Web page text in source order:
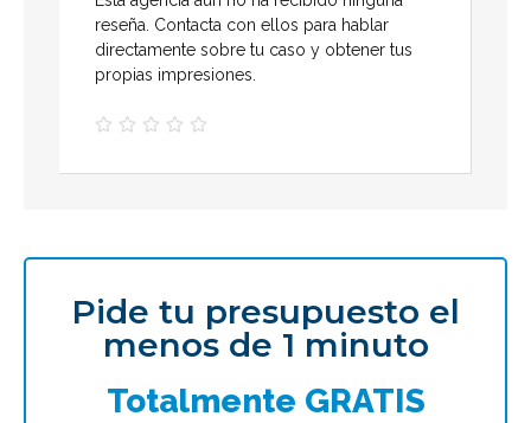
reseña. Contacta con ellos para hablar
directamente sobre tu caso y obtener tus
propias impresiones.
    
Pide tu presupuesto el
menos de 1 minuto
Totalmente GRATIS